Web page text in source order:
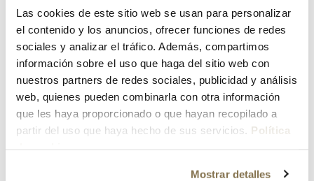
Las cookies de este sitio web se usan para personalizar
el contenido y los anuncios, ofrecer funciones de redes
sociales y analizar el tráfico. Además, compartimos
información sobre el uso que haga del sitio web con
nuestros partners de redes sociales, publicidad y análisis
web, quienes pueden combinarla con otra información
que les haya proporcionado o que hayan recopilado a
partir del uso que haya hecho de sus servicios. Política
Mostrar detalles
¿Has olvidado tu contraseña?